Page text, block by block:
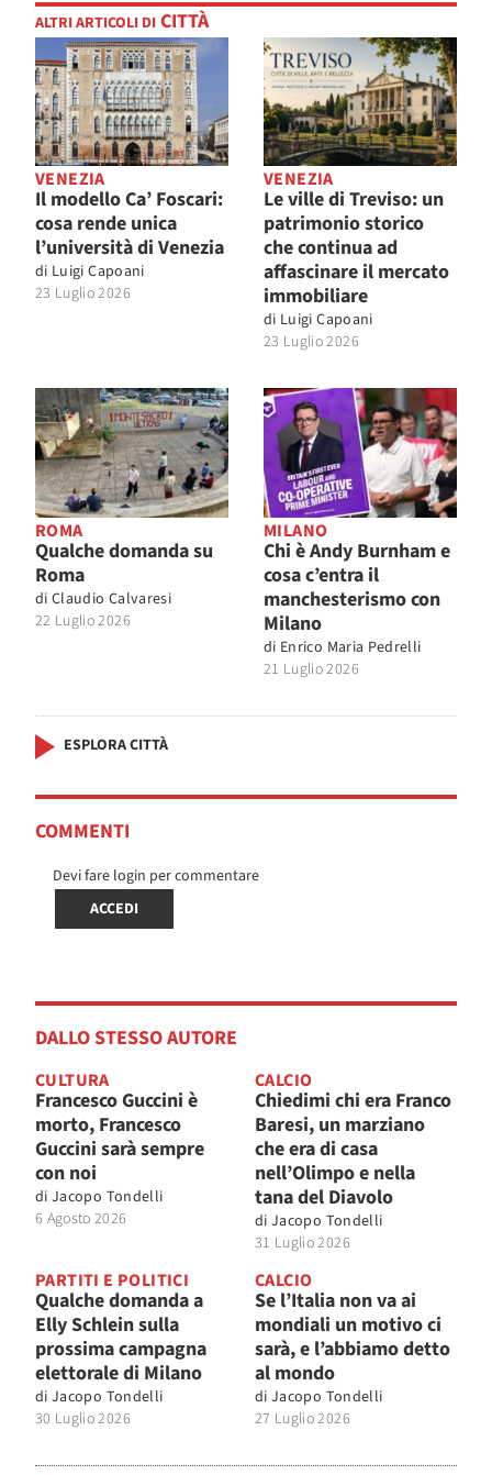
ALTRI ARTICOLI DI CITTÀ
VENEZIA
Il modello Ca’ Foscari:
cosa rende unica
l’università di Venezia
di Luigi Capoani
23 Luglio 2026
VENEZIA
Le ville di Treviso: un
patrimonio storico
che continua ad
affascinare il mercato
immobiliare
di Luigi Capoani
23 Luglio 2026
ROMA
Qualche domanda su
Roma
di Claudio Calvaresi
22 Luglio 2026
MILANO
Chi è Andy Burnham e
cosa c’entra il
manchesterismo con
Milano
di Enrico Maria Pedrelli
21 Luglio 2026
ESPLORA CITTÀ
COMMENTI
Devi fare login per commentare
ACCEDI
DALLO STESSO AUTORE
CULTURA
Francesco Guccini è
morto, Francesco
Guccini sarà sempre
con noi
di Jacopo Tondelli
6 Agosto 2026
CALCIO
Chiedimi chi era Franco
Baresi, un marziano
che era di casa
nell’Olimpo e nella
tana del Diavolo
di Jacopo Tondelli
31 Luglio 2026
PARTITI E POLITICI
Qualche domanda a
Elly Schlein sulla
prossima campagna
elettorale di Milano
di Jacopo Tondelli
30 Luglio 2026
CALCIO
Se l’Italia non va ai
mondiali un motivo ci
sarà, e l’abbiamo detto
al mondo
di Jacopo Tondelli
27 Luglio 2026